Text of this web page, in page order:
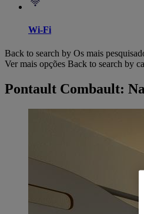
Wi-Fi
Back to search by Os mais
Ver mais opções Back to search by
Pontault Combault: